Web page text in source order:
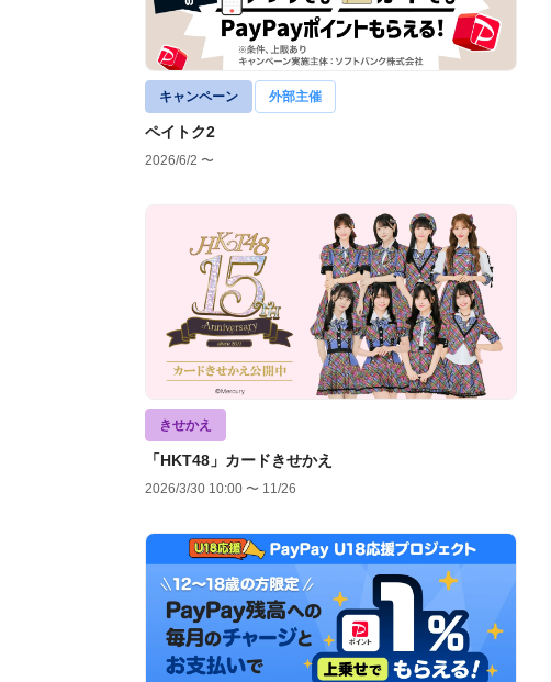
キャンペーン 外部主催
ペイトク2
2026/6/2 〜
きせかえ
「HKT48」カードきせかえ
2026/3/30 10:00 〜 11/26